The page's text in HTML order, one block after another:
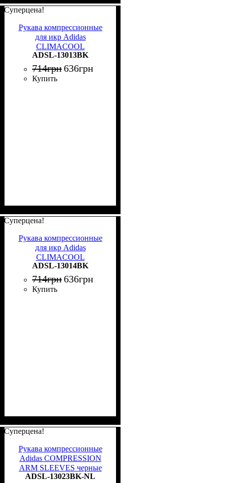
Суперцена!
Рукава компрессионные
для икр Adidas
CLIMACOOL
COMPRESSION CALF
SLEEVE черные S/M
ADSL-13013BK
ADSL-13013BK
714грн636грн
Купить
Суперцена!
Рукава компрессионные
для икр Adidas
CLIMACOOL
COMPRESSION CALF
SLEEVE черные L/XL
ADSL-13014BK
ADSL-13014BK
714грн636грн
Купить
Суперцена!
Рукава компрессионные
Adidas COMPRESSION
ARM SLEEVES черные
S/M ADSL-13023BK-NL
ADSL-13023BK-NL